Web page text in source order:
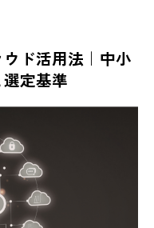
ド活用法｜中小
定基準